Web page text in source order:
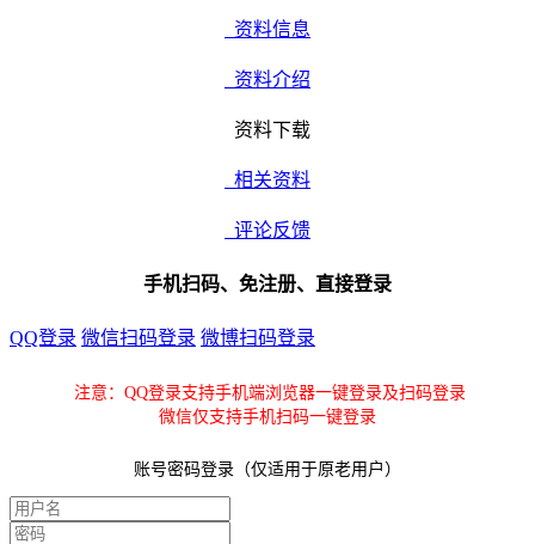
资料信息
资料介绍
资料下载
相关资料
评论反馈
手机扫码、免注册、直接登录
QQ登录 微信扫码登录 微博扫码登录
注意：QQ登录支持手机端浏览器一键登录及扫码登录
微信仅支持手机扫码一键登录
账号密码登录（仅适用于原老用户）